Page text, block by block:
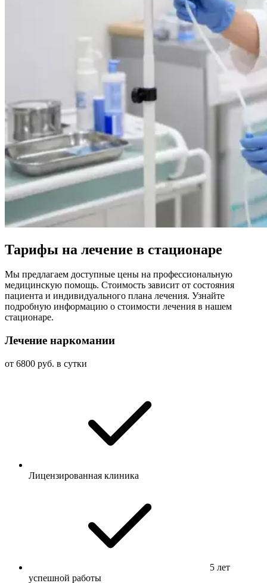
Тарифы на лечение в стационаре
Мы предлагаем доступные цены на профессиональную
медицинскую помощь. Стоимость зависит от состояния
пациента и индивидуального плана лечения. Узнайте
подробную информацию о стоимости лечения в нашем
стационаре.
Лечение наркомании
от 6800 руб. в сутки
Лицензированная клиника
5 лет
успешной работы